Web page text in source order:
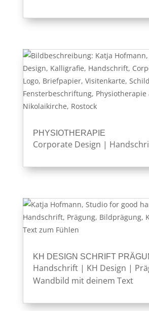
PHYSIOTHERAPIE
Corporate Design |
KH DESIGN SCHRIFT
Handschrift| KH Design |
Wandbild mit deinem Text